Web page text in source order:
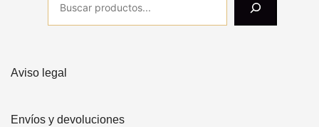
Aviso legal
Envíos y devoluciones